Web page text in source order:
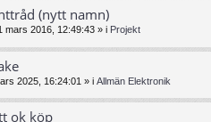
(nytt namn)
mars 2016, 12:49:43 » i Projekt
2025, 16:24:01 » i Allmän Elektronik
ok köp